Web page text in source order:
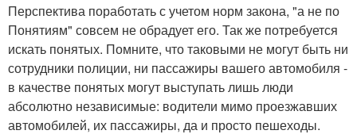
Перспектива поработать с учетом норм закона, "а не по
Понятиям" совсем не обрадует его. Так же потребуется
искать понятых. Помните, что таковыми не могут быть ни
сотрудники полиции, ни пассажиры вашего автомобиля -
в качестве понятых могут выступать лишь люди
абсолютно независимые: водители мимо проезжавших
автомобилей, их пассажиры, да и просто пешеходы.